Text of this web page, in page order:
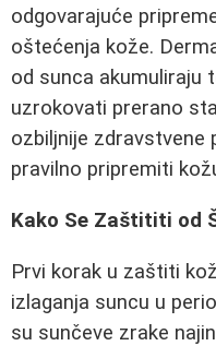
odgovarajuće
oštećenja kože.
od sunca akumuliraju
uzrokovati prerano
ozbiljnije zdravstvene
pravilno pripremiti
Kako Se Zaštititi od
Prvi korak u zaštiti
izlaganja suncu u
su sunčeve zrake